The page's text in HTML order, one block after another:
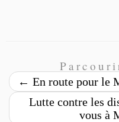
← En route pour le
Lutte contre les
vous à